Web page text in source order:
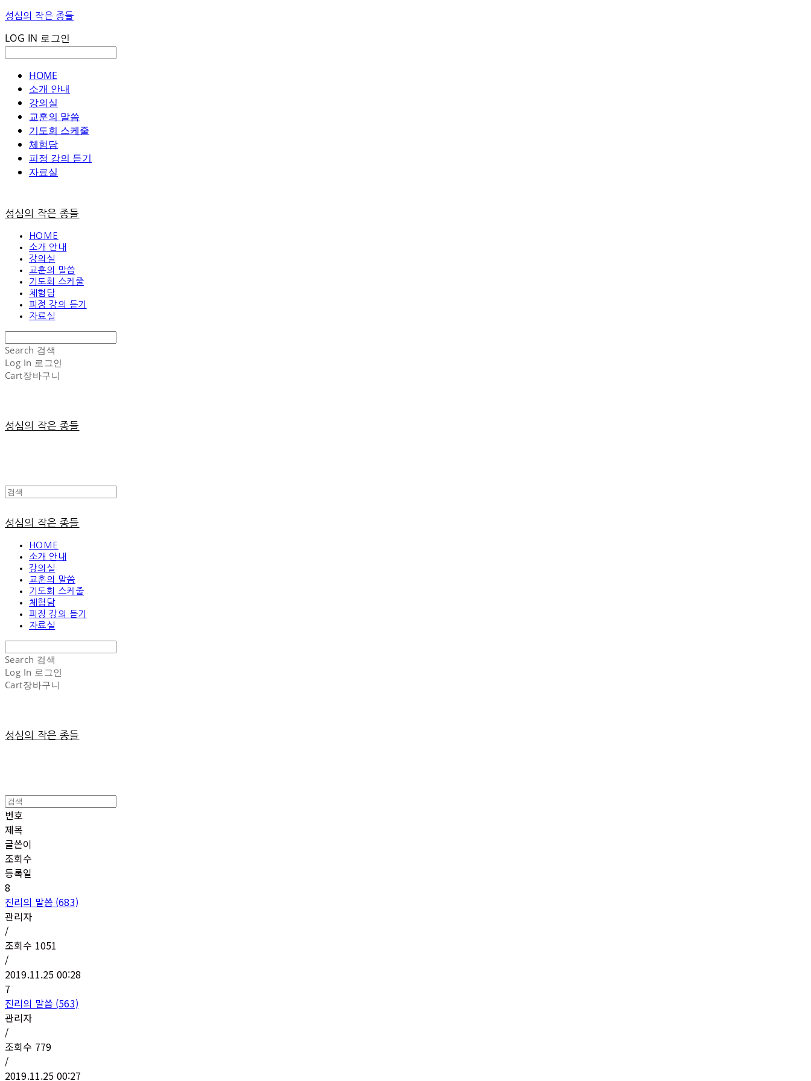
성심의 작은 종들
LOG IN 로그인
HOME
소개 안내
강의실
교훈의 말씀
기도회 스케줄
체험담
피정 강의 듣기
자료실
성심의 작은 종들
HOME
소개 안내
강의실
교훈의 말씀
기도회 스케줄
체험담
피정 강의 듣기
자료실
Search 검색
Log In 로그인
Cart장바구니
성심의 작은 종들
성심의 작은 종들
HOME
소개 안내
강의실
교훈의 말씀
기도회 스케줄
체험담
피정 강의 듣기
자료실
Search 검색
Log In 로그인
Cart장바구니
성심의 작은 종들
번호
제목
글쓴이
조회수
등록일
8
진리의 말씀 (683)
관리자
/
조회수 1051
/
2019.11.25 00:28
7
진리의 말씀 (563)
관리자
/
조회수 779
/
2019.11.25 00:27